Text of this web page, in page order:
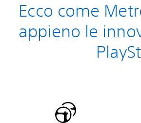
Ecco come
appieno le